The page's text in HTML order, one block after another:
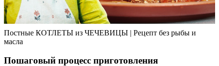
Постные КОТЛЕТЫ из ЧЕЧЕВИЦЫ | Рецепт без рыбы и
масла
Пошаговый процесс приготовления